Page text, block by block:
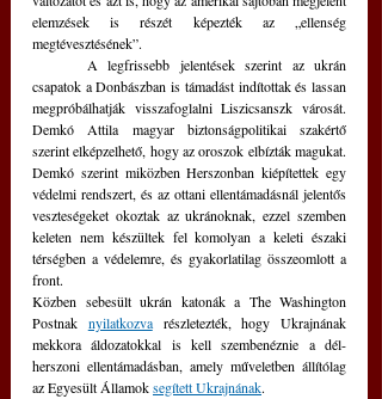
elemzések is részét képezték az „ellenség
megtévesztésének”.
csapatok a Donbászban is támadást indítottak és lassan
megpróbálhatják visszafoglalni Liszicsanszk városát.
Demkó Attila magyar biztonságpolitikai szakértő
szerint elképzelhető, hogy az oroszok elbízták magukat.
Demkó szerint miközben Herszonban kiépítettek egy
védelmi rendszert, és az ottani ellentámadásnál jelentős
veszteségeket okoztak az ukránoknak, ezzel szemben
keleten nem készültek fel komolyan a keleti északi
térségben a védelemre, és gyakorlatilag összeomlott a
front.
Közben sebesült ukrán katonák a The Washington
Postnak nyilatkozva részletezték, hogy Ukrajnának
mekkora áldozatokkal is kell szembenéznie a dél-
herszoni ellentámadásban, amely műveletben állítólag
az Egyesült Államok segített Ukrajnának.